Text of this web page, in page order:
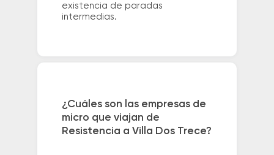
existencia de paradas
intermedias.
¿Cuáles son las empresas de
micro que viajan de
Resistencia a Villa Dos Trece?